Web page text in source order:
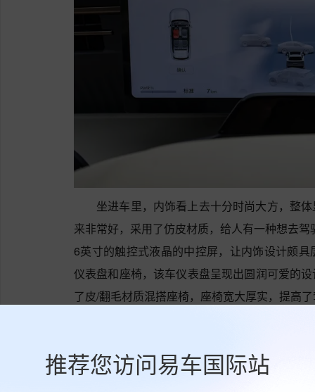
推荐您访问易车国际站
坐进车里，内饰看上去十分时尚大方，整
来非常好，采用了仿皮材质，给人有一种想去
6英寸的触控式液晶的中控屏，让内饰设计颇
仪表盘和座椅，该车仪表盘呈现出圆润可爱的
了皮/翻毛材质混搭座椅，座椅宽大厚实，提高